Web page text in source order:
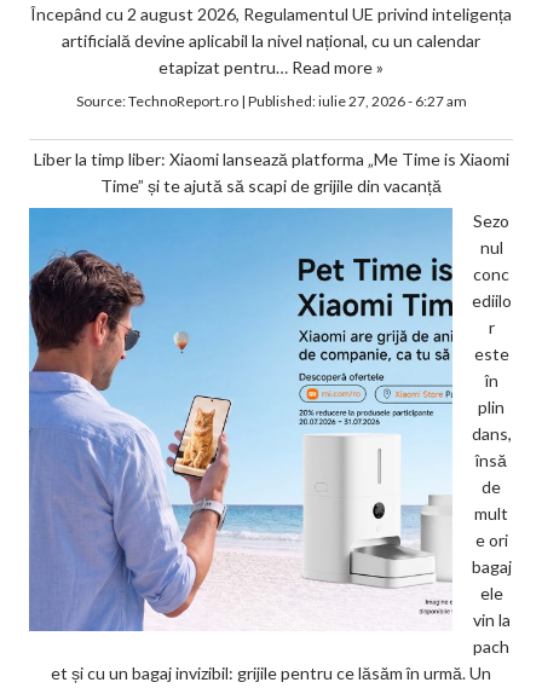
Începând cu 2 august 2026, Regulamentul UE privind inteligența
artificială devine aplicabil la nivel național, cu un calendar
etapizat pentru… Read more »
Source:TechnoReport.ro| Published:iulie 27, 2026 - 6:27 am
Liber la timp liber: Xiaomi lansează platforma „Me Time is Xiaomi
Time” și te ajută să scapi de grijile din vacanță
Sezo
nul
conc
ediilo
r
este
în
plin
dans,
însă
de
mult
e ori
bagaj
ele
vin la
pach
et și cu un bagaj invizibil: grijile pentru ce lăsăm în urmă. Un